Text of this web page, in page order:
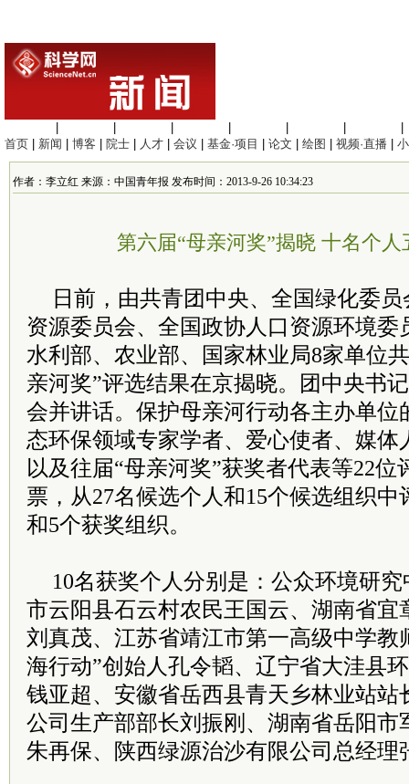
首页
新闻 博客 院士 人才 会议 基金·项目 论文 绘图 视频·直播
作者：李立红 来源：中国青年报 发布时间：2013-9-26 10:34:23
第六届“母亲河奖”揭晓 十名个
日前，由共青团中央、全国绿化委
资源委员会、全国政协人口资源环境委
水利部、农业部、国家林业局8家单位
亲河奖”评选结果在京揭晓。团中央书
会并讲话。保护母亲河行动各主办单位
态环保领域专家学者、爱心使者、媒体
以及往届“母亲河奖”获奖者代表等22位
票，从27名候选个人和15个候选组织中
和5个获奖组织。
10名获奖个人分别是：公众环境研
市云阳县石云村农民王国云、湖南省宜
刘真茂、江苏省靖江市第一高级中学教
海行动”创始人孔令韬、辽宁省大洼县
钱亚超、安徽省岳西县青天乡林业站站
公司生产部部长刘振刚、湖南省岳阳市
朱再保、陕西绿源治沙有限公司总经理